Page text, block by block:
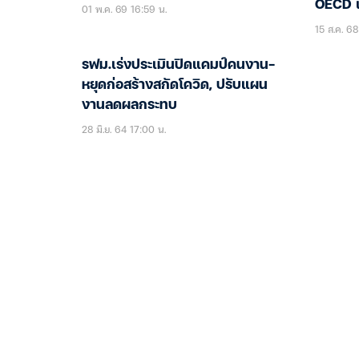
01 พ.ค. 69 16:59 น.
OECD
15 ส.ค.
รฟม.เร่งประเมินปิดแคมป์คนงาน-
หยุดก่อสร้างสกัดโควิด, ปรับแผน
งานลดผลกระทบ
28 มิ.ย. 64 17:00 น.